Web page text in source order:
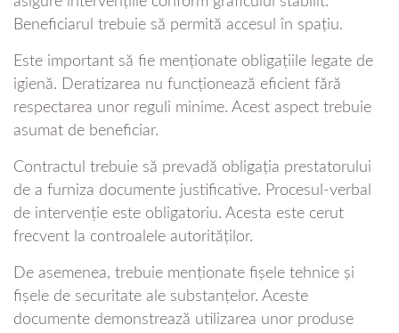
Beneficiarul trebuie să permită accesul în spațiu.
Este important să fie menționate obligațiile legate de
igienă. Deratizarea nu funcționează eficient fără
respectarea unor reguli minime. Acest aspect trebuie
asumat de beneficiar.
Contractul trebuie să prevadă obligația prestatorului
de a furniza documente justificative. Procesul-verbal
de intervenție este obligatoriu. Acesta este cerut
frecvent la controalele autorităților.
De asemenea, trebuie menționate fișele tehnice și
fișele de securitate ale substanțelor. Aceste
documente demonstrează utilizarea unor produse